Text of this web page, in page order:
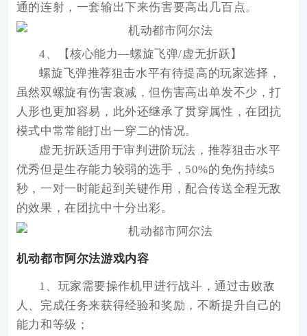
通的连射，一套输出下来伤害要高出几百点。
4、【核心能力—螺旋飞弹/虚无折跃】
螺旋飞弹推荐狙击水平有待提高的玩家选择，
虽然双螺旋有伤害衰减，但伤害高出单发不少，打
人形也更加容易，此外还继承了贯穿属性，在团抗
模式中常常能打出一穿二的情况。
虚无折跃适用于审判进阶玩法，推荐狙击水平
优秀但是生存能力较弱的选手，50%的免伤持续5
秒，一对一时能起到关键作用，配合传送全程无敌
的效果，在团抗中十分出彩。
机动都市阿尔法游戏内容
1、玩家需要操作机甲进行战斗，通过击败敌
人、完成任务来获得经验和奖励，不断提升自己的
能力和等级；